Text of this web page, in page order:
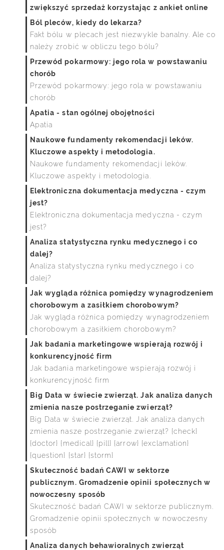
zwiększyć sprzedaż korzystając z ankiet online
Ból pleców, kiedy do lekarza?
Fakt bólu w plecach jest niezwykle banalny. Ale co
należy zrobić w obliczu tego bólu?
Przewód pokarmowy: jego rola w powstawaniu
chorób
Przewód pokarmowy: jego rola w powstawaniu
chorób
Apatia - stan ogólnej obojętności
Apatia
Naukowe fundamenty rekomendacji leków.
Kluczowe aspekty i metodologia.
Naukowe fundamenty rekomendacji leków.
Kluczowe aspekty i metodologia.
Elektroniczna dokumentacja medyczna - czym
jest?
Elektroniczna dokumentacja medyczna - czym
jest?
Analiza statystyczna rynku medycznego i co
dalej?
Analiza statystyczna rynku medycznego i co
dalej?
Jak wygląda różnica pomiędzy wynagrodzeniem
chorobowym a zasiłkiem chorobowym?
Jak wygląda różnica pomiędzy wynagrodzeniem
chorobowym a zasiłkiem chorobowym?
Jak badania marketingowe wspierają rozwój i
konkurencyjność firm
Jak badania marketingowe wspierają rozwój i
konkurencyjność firm
Big Data w świecie zwierząt. Jak analiza danych
zmienia nasze postrzeganie zwierząt?
Big Data w świecie zwierząt. Jak analiza danych
zmienia nasze postrzeganie zwierząt? {check}
{doctor} {medical} {pill} {arrow} {exclamation}
{question} {star} {storm}
Skuteczność badań CAWI w sektorze
publicznym. Gromadzenie opinii społecznych w
nowoczesny sposób
Skuteczność badań CAWI w sektorze publicznym.
Gromadzenie opinii społecznych w nowoczesny
sposób
Analiza danych behawioralnych zwierząt